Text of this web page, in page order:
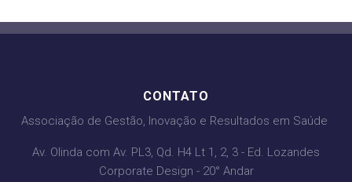
CONTATO
Associação de Gestão, Inovação e Resultados em Saúde
Av. Olinda com Av. PL3, Qd. H4 Lt 1, 2, 3 - Ed. Lozandes
Corporate Design - 20° Andar